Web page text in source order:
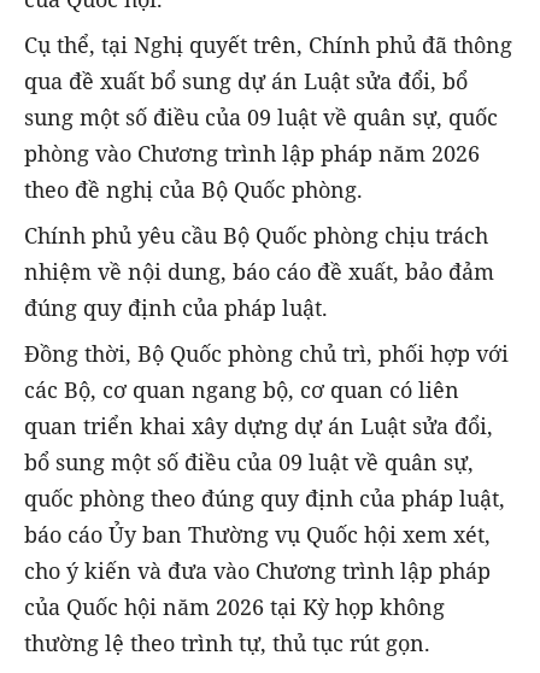
Cụ thể, tại Nghị quyết trên, Chính phủ đã thông
qua đề xuất bổ sung dự án Luật sửa đổi, bổ
sung một số điều của 09 luật về quân sự, quốc
phòng vào Chương trình lập pháp năm 2026
theo đề nghị của Bộ Quốc phòng.
Chính phủ yêu cầu Bộ Quốc phòng chịu trách
nhiệm về nội dung, báo cáo đề xuất, bảo đảm
đúng quy định của pháp luật.
Đồng thời, Bộ Quốc phòng chủ trì, phối hợp với
các Bộ, cơ quan ngang bộ, cơ quan có liên
quan triển khai xây dựng dự án Luật sửa đổi,
bổ sung một số điều của 09 luật về quân sự,
quốc phòng theo đúng quy định của pháp luật,
báo cáo Ủy ban Thường vụ Quốc hội xem xét,
cho ý kiến và đưa vào Chương trình lập pháp
của Quốc hội năm 2026 tại Kỳ họp không
thường lệ theo trình tự, thủ tục rút gọn.